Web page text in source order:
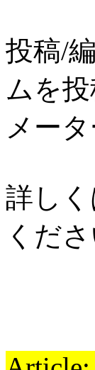
投稿/
ムを
メー
詳しく
くださ